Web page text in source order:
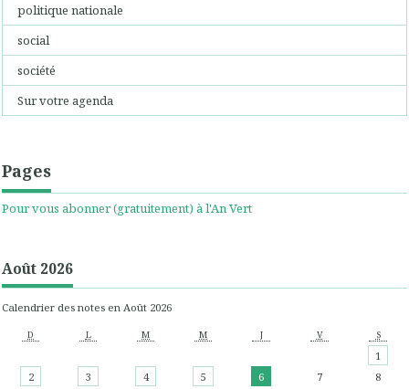
politique nationale
social
société
Sur votre agenda
Pages
Pour vous abonner (gratuitement) à l'An Vert
Août 2026
Calendrier des notes en Août 2026
D L M M J V S
1
2
3 4 5 6 7
8